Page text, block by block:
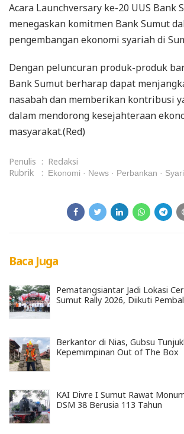
Acara Launchversary ke-20 UUS Bank
menegaskan komitmen Bank Sumut
pengembangan ekonomi syariah di
Dengan peluncuran produk-produk
Bank Sumut berharap dapat
nasabah dan memberikan kontribusi
dalam mendorong kesejahteraan
masyarakat.(Red)
Penulis : Redaksi
Rubrik
: Ekonomi News Perbankan
Baca Juga
Pematangsiantar Jadi Lokasi
Sumut Rally 2026, Diikuti
Berkantor di Nias, Gubsu
Kepemimpinan Out of The Box
KAI Divre I Sumut Rawat
DSM 38 Berusia 113 Tahun